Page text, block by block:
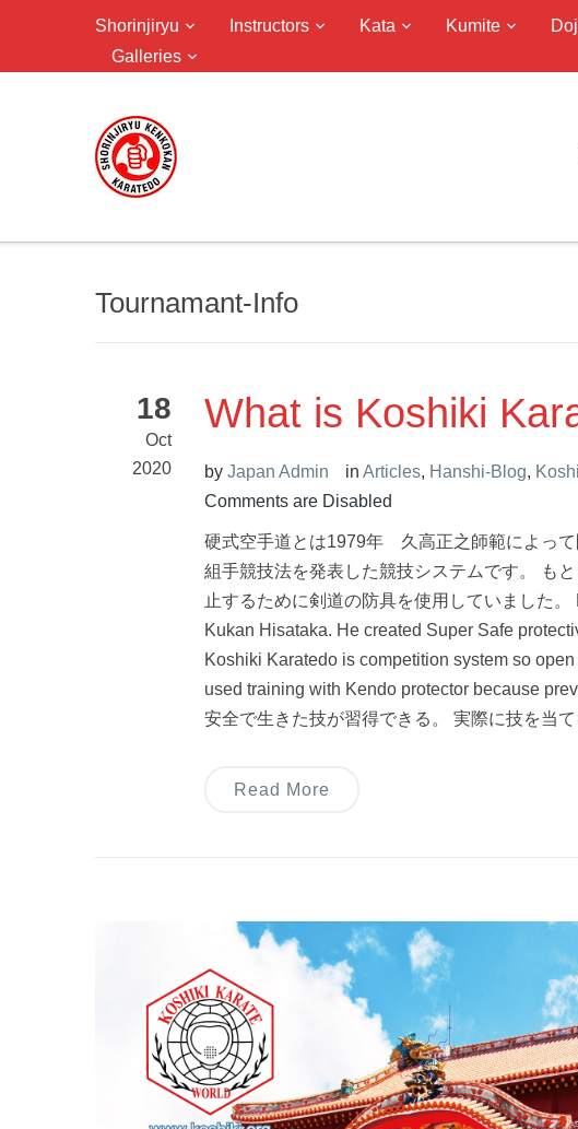
Shorinjiryu Instructors Kata Kumite
Galleries
Tournamant-Info
18
Oct
2020
What is Koshiki
by Japan Admin in Articles, Hanshi-Blog,
Comments are Disabled
硬式空手道とは1979年 久高正之師範によっ
組手競技法を発表した競技システムです。 も
止するために剣道の防具を使用していました
Kukan Hisataka. He created Super Safe
Koshiki Karatedo is competition system so
used training with Kendo protector because
安全で生きた技が習得できる。 実際に技を当
Read More